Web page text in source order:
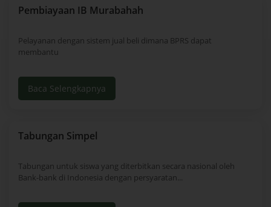
Pembiayaan IB Murabahah
Pelayanan dengan sistem jual beli dimana BPRS dapat
membantu
Baca Selengkapnya
Tabungan Simpel
Tabungan untuk siswa yang diterbitkan secara nasional oleh
Bank-bank di Indonesia dengan persyaratan...